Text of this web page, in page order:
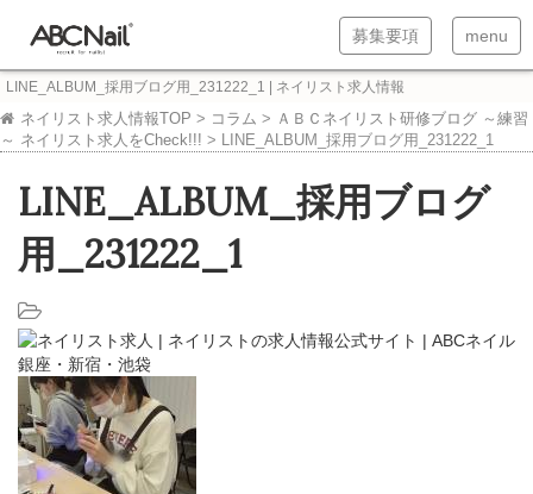
T
o
g
e
募集要項
T
o
g
e
menu
LINE_ALBUM_採用ブログ用_231222_1 | ネイリスト求人情報
ネイリスト求人情報TOP > コラム > ＡＢＣネイリスト研修ブログ ～練習
～ ネイリスト求人をCheck!!! > LINE_ALBUM_採用ブログ用_231222_1
LINE_ALBUM_採用ブログ
用_231222_1